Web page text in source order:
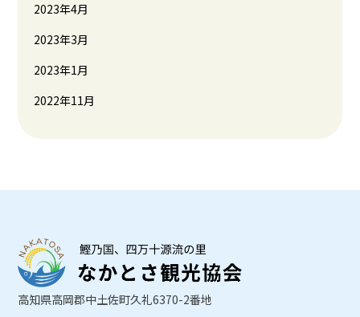
2023年4月
2023年3月
2023年1月
2022年11月
高知県高岡郡中土佐町久礼6370-2番地